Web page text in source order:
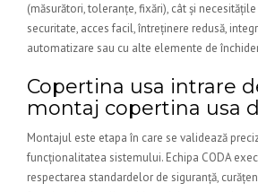
(măsurători, toleranțe, fixări), cât și
securitate, acces facil, întreținere redusă,
automatizare sau cu alte elemente de
Copertina usa intrare
montaj copertina usa
Montajul este etapa în care se validează
funcționalitatea sistemului. Echipa CODA
respectarea standardelor de siguranță,